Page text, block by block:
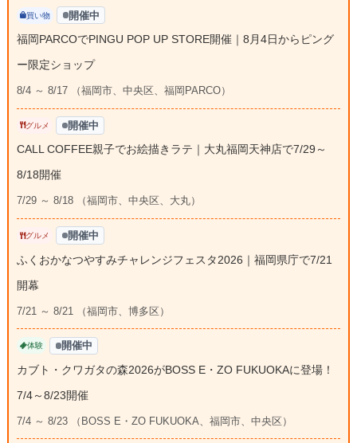
買い物 開催中
福岡PARCOでPINGU POP UP STORE開催｜8月4日からピング
ー限定ショップ
8/4 ～ 8/17 （福岡市、中央区、福岡PARCO）
グルメ 開催中
CALL COFFEE親子でお絵描きラテ｜大丸福岡天神店で7/29～
8/18開催
7/29 ～ 8/18 （福岡市、中央区、大丸）
グルメ 開催中
ふくおかなつやすみチャレンジフェスタ2026｜福岡県庁で7/21
開幕
7/21 ～ 8/21 （福岡市、博多区）
体験 開催中
カブト・クワガタの森2026がBOSS E・ZO FUKUOKAに登場！
7/4～8/23開催
7/4 ～ 8/23 （BOSS E・ZO FUKUOKA、福岡市、中央区）